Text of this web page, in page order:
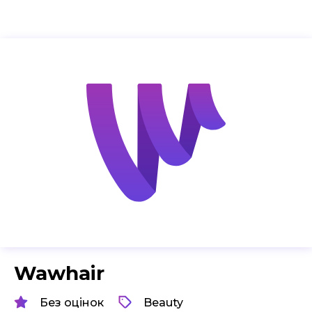
Wawhair
Без оцінок Beauty